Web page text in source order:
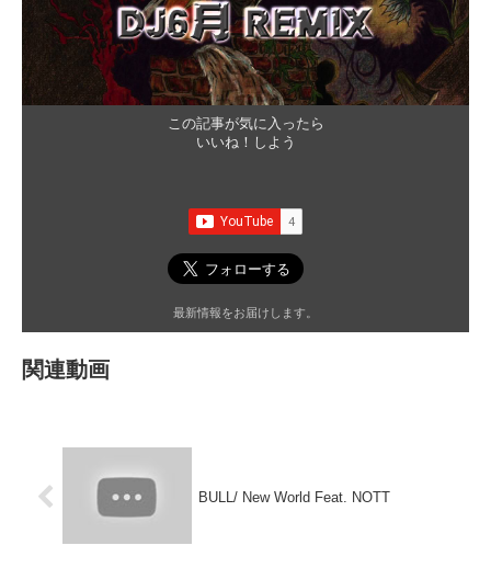
この記事が気に入ったら
いいね！しよう
最新情報をお届けします。
関連動画
BULL/ New World Feat. NOTT